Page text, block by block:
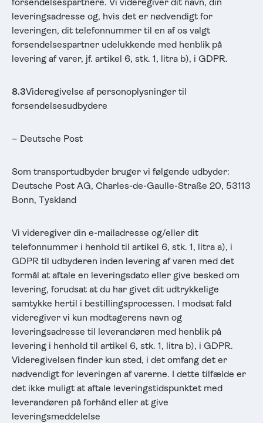
forsendelsespartnere. Vi videregiver dit navn, din
leveringsadresse og, hvis det er nødvendigt for
leveringen, dit telefonnummer til en af os valgt
forsendelsespartner udelukkende med henblik på
levering af varer, jf. artikel 6, stk. 1, litra b), i GDPR.
8.3Videregivelse af personoplysninger til
forsendelsesudbydere
– Deutsche Post
Som transportudbyder bruger vi følgende udbyder:
Deutsche Post AG, Charles-de-Gaulle-Straße 20, 53113
Bonn, Tyskland
Vi videregiver din e-mailadresse og/eller dit
telefonnummer i henhold til artikel 6, stk. 1, litra a), i
GDPR til udbyderen inden levering af varen med det
formål at aftale en leveringsdato eller give besked om
levering, forudsat at du har givet dit udtrykkelige
samtykke hertil i bestillingsprocessen. I modsat fald
videregiver vi kun modtagerens navn og
leveringsadresse til leverandøren med henblik på
levering i henhold til artikel 6, stk. 1, litra b), i GDPR.
Videregivelsen finder kun sted, i det omfang det er
nødvendigt for leveringen af varerne. I dette tilfælde er
det ikke muligt at aftale leveringstidspunktet med
leverandøren på forhånd eller at give
leveringsmeddelelse